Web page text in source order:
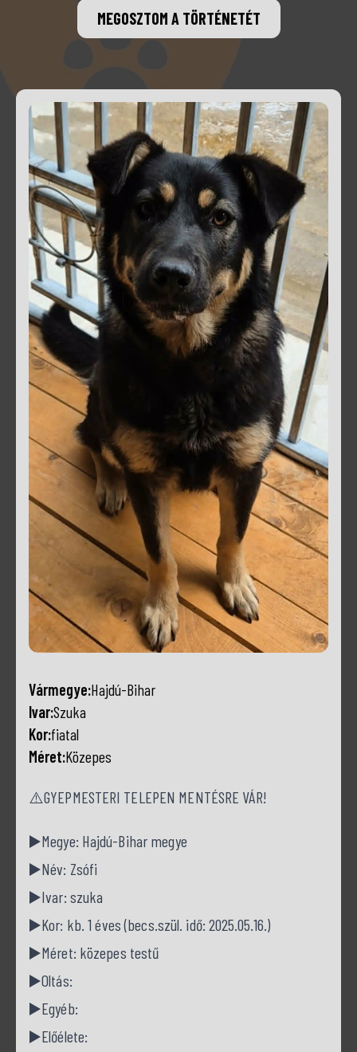
MEGOSZTOM A TÖRTÉNETÉT
Vármegye:Hajdú-Bihar
Ivar:Szuka
Kor:fiatal
Méret:Közepes
⚠️GYEPMESTERI TELEPEN MENTÉSRE VÁR!
▶️Megye: Hajdú-Bihar megye
▶️Név: Zsófi
▶️Ivar: szuka
▶️Kor: kb. 1 éves (becs.szül. idő: 2025.05.16.)
▶️Méret: közepes testű
▶️Oltás:
▶️Egyéb:
▶️Előélete: